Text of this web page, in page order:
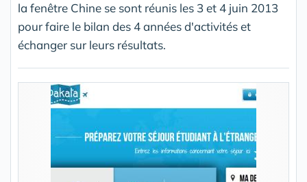
la fenêtre Chine se sont réunis les 3 et 4 juin 2013
pour faire le bilan des 4 années d'activités et
échanger sur leurs résultats.